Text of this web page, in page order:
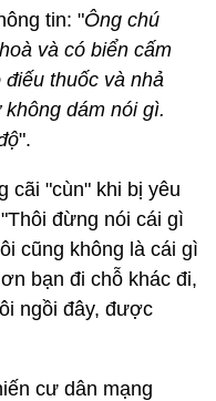
tin: "Ông chú
và có biển cấm
thuốc và nhả
dám nói gì.
".
cãi "cùn" khi bị yêu
đừng nói cái gì
cũng không là cái gì
bạn đi chỗ khác đi,
ngồi đây, được
cư dân mạng